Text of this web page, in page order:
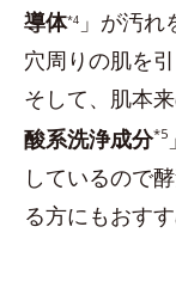
導体*4 」が汚
穴周りの肌を引
そして、肌本
酸系洗浄成分*5
しているので
る方にもおす